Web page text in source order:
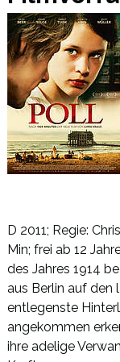
D 2011; Regie:
Min; frei ab 12
des Jahres 1914
aus Berlin auf den
entlegenste
angekommen
ihre adelige